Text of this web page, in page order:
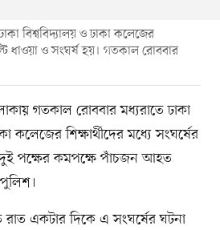
বিশ্ববিদ্যালয় ও ঢাকা কলেজের
ধাওয়া ও সংঘর্ষ হয়। গতকাল রোববার
গতকাল রোববার মধ্যরাতে ঢাকা
কলেজের শিক্ষার্থীদের মধ্যে সংঘর্ষের
পক্ষের কমপক্ষে পাঁচজন আহত
একটার দিকে এ সংঘর্ষের ঘটনা